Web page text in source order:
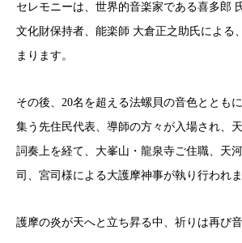
セレモニーは、世界的音楽家である喜多郎
文化財保持者、能楽師 大倉正之助氏による
まります。
その後、20名を超える法螺貝の音色ととも
集う先住民代表、導師の方々が入場され、
詞奏上を経て、大峯山・龍泉寺ご住職、天
司、宮司様による大護摩神事が執り行われま
護摩の炎が天へと立ち昇る中、祈りは再び音